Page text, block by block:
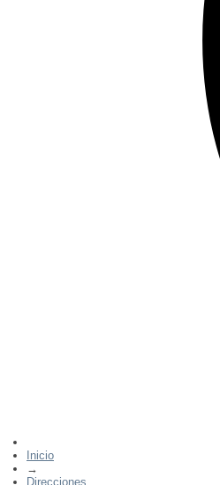
Inicio
→
Direcciones